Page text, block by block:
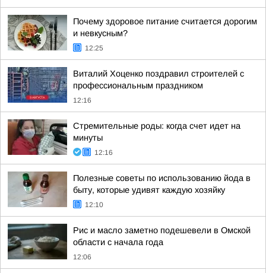
Почему здоровое питание считается дорогим
и невкусным?
12:25
Виталий Хоценко поздравил строителей с
профессиональным праздником
12:16
Стремительные роды: когда счет идет на
минуты
12:16
Полезные советы по использованию йода в
быту, которые удивят каждую хозяйку
12:10
Рис и масло заметно подешевели в Омской
области с начала года
12:06